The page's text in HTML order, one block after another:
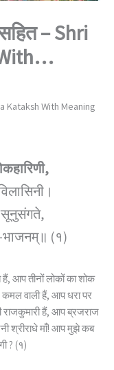
– Shri
Kataksh With Meaning
सूनुसंगते,
भाजनम्॥ (१)
आप तीनों लोकों का शोक
वाली हैं, आप धरा पर
राजकुमारी हैं, आप ब्रजराज
श्रीराधे माँ! आप मुझे कब
? (१)